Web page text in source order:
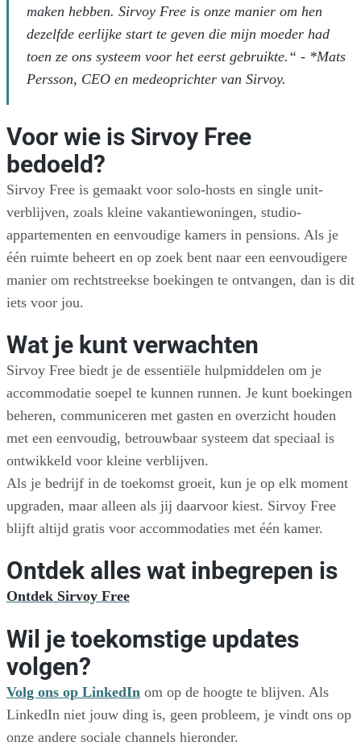
maken hebben. Sirvoy Free is onze manier om hen
dezelfde eerlijke start te geven die mijn moeder had
toen ze ons systeem voor het eerst gebruikte.“ - *Mats
Persson, CEO en medeoprichter van Sirvoy.
Voor wie is Sirvoy Free
bedoeld?
Sirvoy Free is gemaakt voor solo-hosts en single unit-
verblijven, zoals kleine vakantiewoningen, studio-
appartementen en eenvoudige kamers in pensions. Als je
één ruimte beheert en op zoek bent naar een eenvoudigere
manier om rechtstreekse boekingen te ontvangen, dan is dit
iets voor jou.
Wat je kunt verwachten
Sirvoy Free biedt je de essentiële hulpmiddelen om je
accommodatie soepel te kunnen runnen. Je kunt boekingen
beheren, communiceren met gasten en overzicht houden
met een eenvoudig, betrouwbaar systeem dat speciaal is
ontwikkeld voor kleine verblijven.
Als je bedrijf in de toekomst groeit, kun je op elk moment
upgraden, maar alleen als jij daarvoor kiest. Sirvoy Free
blijft altijd gratis voor accommodaties met één kamer.
Ontdek alles wat inbegrepen is
Ontdek Sirvoy Free
Wil je toekomstige updates
volgen?
Volg ons op LinkedIn om op de hoogte te blijven. Als
LinkedIn niet jouw ding is, geen probleem, je vindt ons op
onze andere sociale channels hieronder.